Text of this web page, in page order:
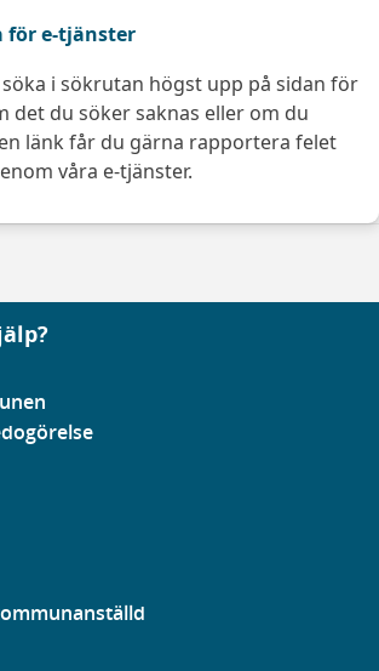
för e-tjänster
i sökrutan högst upp på sidan för
det du söker saknas eller om du
länk får du gärna rapportera felet
våra e-tjänster.